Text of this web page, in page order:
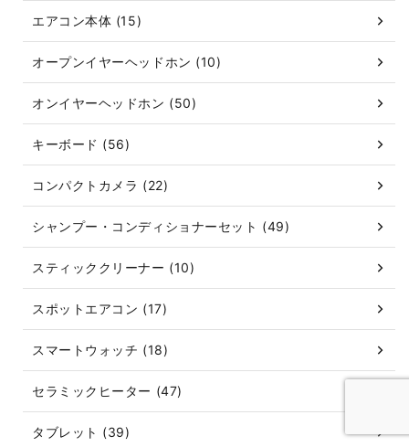
エアコン本体 (15)
オープンイヤーヘッドホン (10)
オンイヤーヘッドホン (50)
キーボード (56)
コンパクトカメラ (22)
シャンプー・コンディショナーセット (49)
スティッククリーナー (10)
スポットエアコン (17)
スマートウォッチ (18)
セラミックヒーター (47)
タブレット (39)